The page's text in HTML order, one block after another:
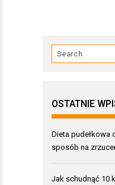
OSTATNIE
Dieta pudełkowa
sposób na
Jak schudnąć 10